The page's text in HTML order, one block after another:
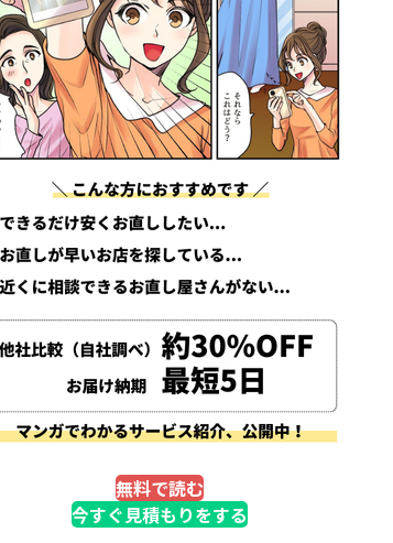
無料で読む
今すぐ見積もりをする